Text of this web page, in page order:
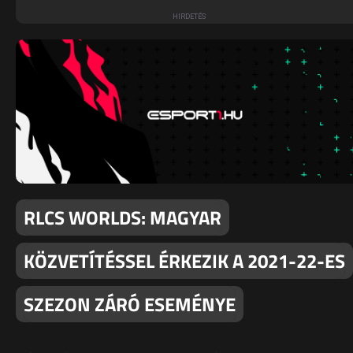
RLCS WORLDS: MAGYAR
KÖZVETÍTÉSSEL ÉRKEZIK A 2021-22-ES
SZEZON ZÁRÓ ESEMÉNYE